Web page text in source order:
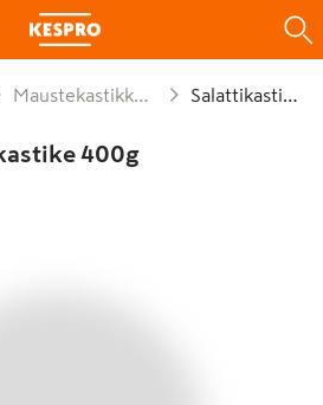
Maustekastikkeet Salattikastike
400g